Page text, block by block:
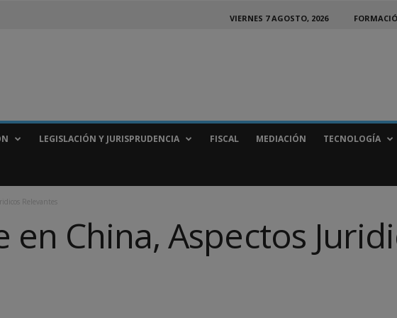
VIERNES 7 AGOSTO, 2026
LEGISLACIÓN Y JURISPRUDENCIA FISCAL MEDIACIÓN TECNOLOGÍA
Relevantes
en China, Aspectos